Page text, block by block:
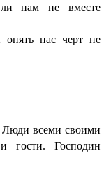
нам не вместе
опять нас черт не
Люди всеми своими
гости. Господин